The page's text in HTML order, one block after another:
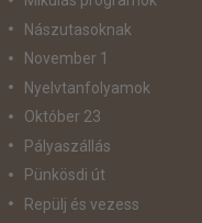
Nászutasoknak
November 1
Nyelvtanfolyamok
Október 23
Pályaszállás
Pünkösdi út
Repülj és vezess